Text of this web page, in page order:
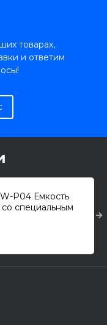
товарах,
и ответим
P04 Емкость
специальным